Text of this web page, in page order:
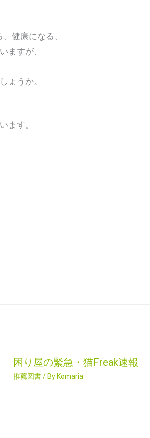
健康になる、
すが、
ょうか。
ます。
困り屋の緊急・猫Freak速報
推薦図書/ By Komaria